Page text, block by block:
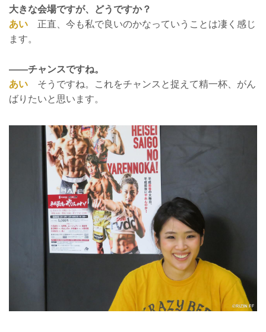
大きな会場ですが、どうですか？
あい 正直、今も私で良いのかなっていうことは凄く感じ
ます。
——チャンスですね。
あい そうですね。これをチャンスと捉えて精一杯、がん
ばりたいと思います。